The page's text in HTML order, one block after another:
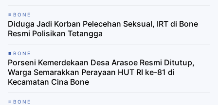
BONE
Diduga Jadi Korban Pelecehan Seksual, IRT di Bone
Resmi Polisikan Tetangga
BONE
Porseni Kemerdekaan Desa Arasoe Resmi Ditutup,
Warga Semarakkan Perayaan HUT RI ke-81 di
Kecamatan Cina Bone
BONE